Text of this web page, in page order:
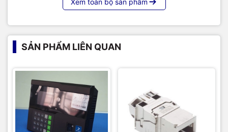
Xem toàn bộ sản phẩm
SẢN PHẨM LIÊN QUAN